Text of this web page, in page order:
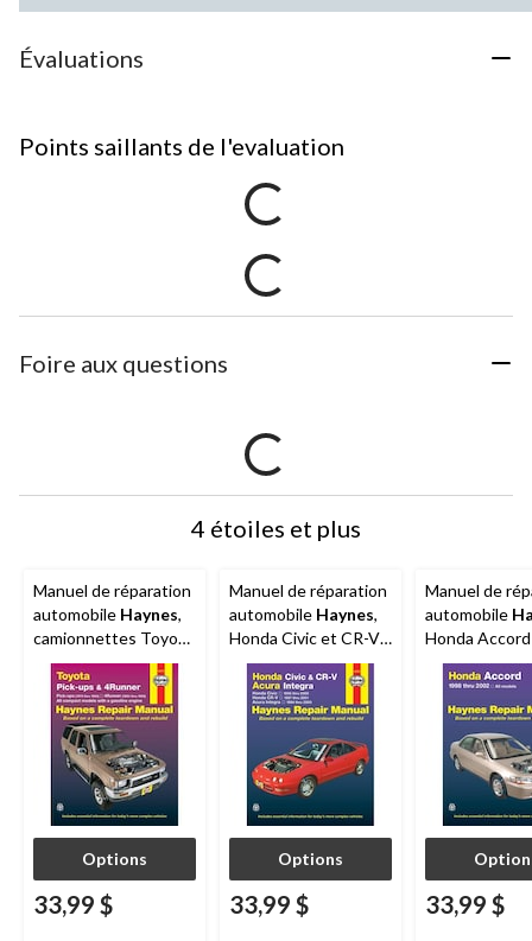
Évaluations
Points saillants de l'evaluation
Foire aux questions
4 étoiles et plus
Manuel de réparation
automobile Haynes,
camionnettes Toyota
1979 à 1995 et
4Runner 1984 à 1995,
92075
Options
33,99 $
Manuel de réparation
automobile Haynes,
Honda Civic et CR-V
Acura Integra 1994 à
2001, 42025
Options
33,99 $
Manuel de
automobile
Honda
2002, 42014
33,99 $